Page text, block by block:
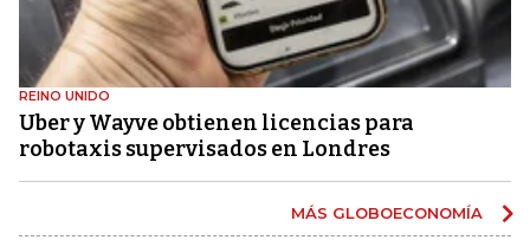
REINO UNIDO
Uber y Wayve obtienen licencias para
robotaxis supervisados ​​en Londres
MÁS GLOBOECONOMÍA